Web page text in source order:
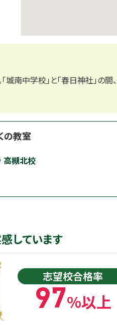
城南中学校」と「春日神社」の
の教室
高槻北校
しています
志望校合格率
97%以上